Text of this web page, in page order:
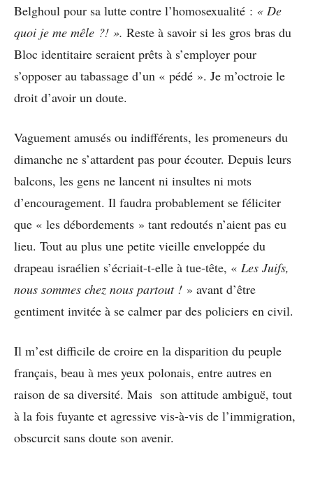
Belghoul pour sa lutte contre l’homosexualité : « De
quoi je me mêle ?! ». Reste à savoir si les gros bras du
Bloc identitaire seraient prêts à s’employer pour
s’opposer au tabassage d’un « pédé ». Je m’octroie le
droit d’avoir un doute.
Vaguement amusés ou indifférents, les promeneurs du
dimanche ne s’attardent pas pour écouter. Depuis leurs
balcons, les gens ne lancent ni insultes ni mots
d’encouragement. Il faudra probablement se féliciter
que « les débordements » tant redoutés n’aient pas eu
lieu. Tout au plus une petite vieille enveloppée du
drapeau israélien s’écriait-t-elle à tue-tête, « Les Juifs,
nous sommes chez nous partout ! » avant d’être
gentiment invitée à se calmer par des policiers en civil.
Il m’est difficile de croire en la disparition du peuple
français, beau à mes yeux polonais, entre autres en
raison de sa diversité. Mais son attitude ambiguë, tout
à la fois fuyante et agressive vis-à-vis de l’immigration,
obscurcit sans doute son avenir.